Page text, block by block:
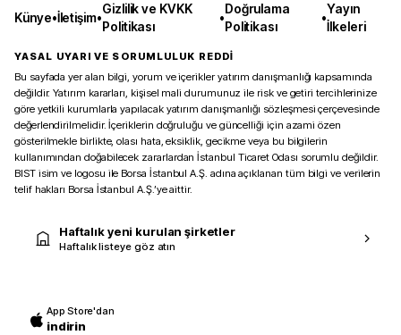
Künye•İletişim•
Gizlilik ve KVKK
Politikası
•
Doğrulama
Politikası
•
Yayın
İlkeleri
YASAL UYARI VE SORUMLULUK REDDİ
Bu sayfada yer alan bilgi, yorum ve içerikler yatırım danışmanlığı kapsamında
değildir. Yatırım kararları, kişisel mali durumunuz ile risk ve getiri tercihlerinize
göre yetkili kurumlarla yapılacak yatırım danışmanlığı sözleşmesi çerçevesinde
değerlendirilmelidir. İçeriklerin doğruluğu ve güncelliği için azami özen
gösterilmekle birlikte, olası hata, eksiklik, gecikme veya bu bilgilerin
kullanımından doğabilecek zararlardan İstanbul Ticaret Odası sorumlu değildir.
BIST isim ve logosu ile Borsa İstanbul A.Ş. adına açıklanan tüm bilgi ve verilerin
telif hakları Borsa İstanbul A.Ş.’ye aittir.
Haftalık yeni kurulan şirketler
Haftalık listeye göz atın
App Store'dan
indirin